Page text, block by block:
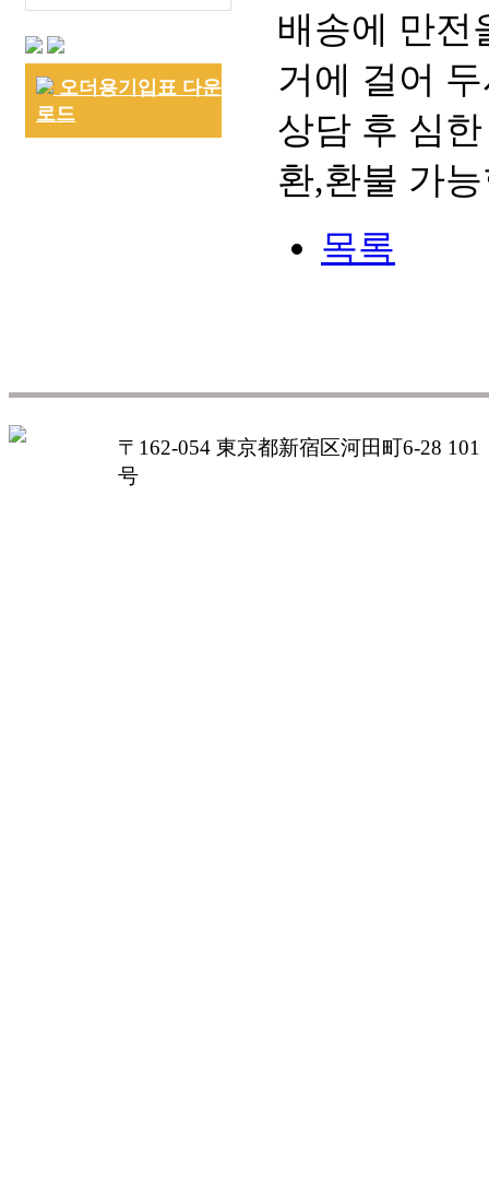
오더용기입표 다운
로드
배송에 만전
거에 걸어
상담 후 심
환,환불 가
목록
〒162-054 東京都新宿区河田町6-28 101
号